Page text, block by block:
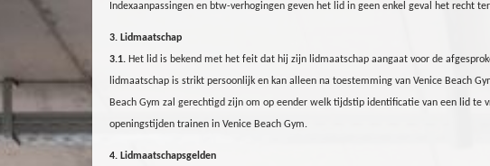
Indexaanpassingen en btw-verhogingen geven het lid in geen enkel geval het recht
3. Lidmaatschap
3.1. Het lid is bekend met het feit dat hij zijn lidmaatschap aangaat voor de
lidmaatschap is strikt persoonlijk en kan alleen na toestemming van Venice Beach
Beach Gym zal gerechtigd zijn om op eender welk tijdstip identificatie van een lid te
openingstijden trainen in Venice Beach Gym.
4. Lidmaatschapsgelden